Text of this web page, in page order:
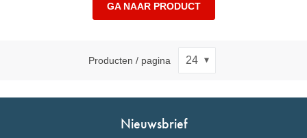
GA NAAR PRODUCT
Producten / pagina
Nieuwsbrief